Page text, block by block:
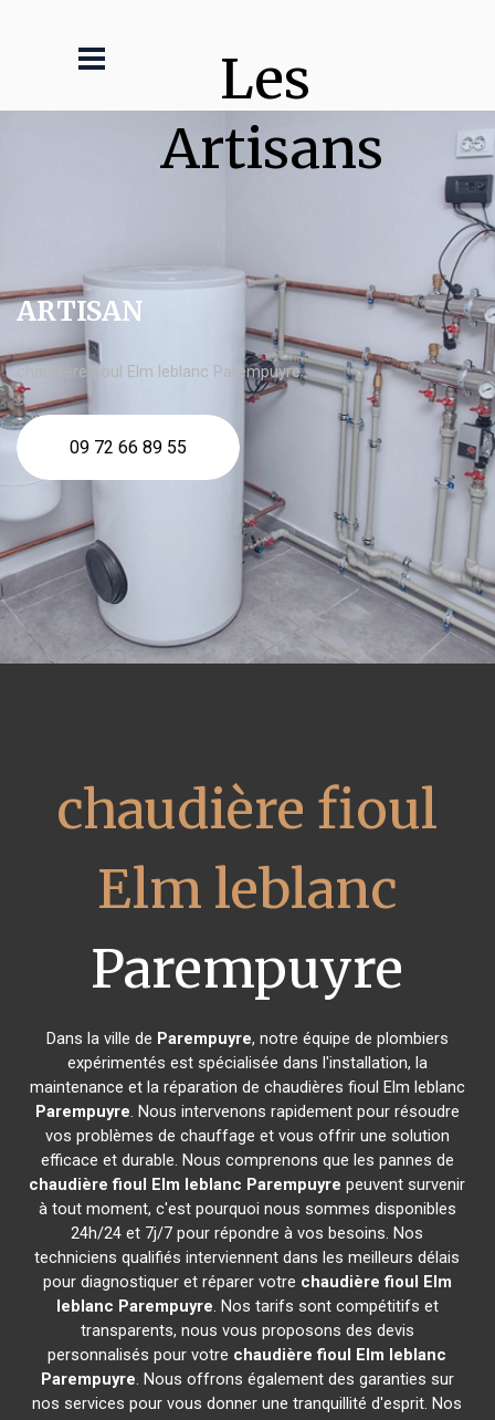
Les
Artisans
ARTISAN
chaudière fioul Elm leblanc Parempuyre
09 72 66 89 55
chaudière fioul
Elm leblanc
Parempuyre
Dans la ville de Parempuyre, notre équipe de plombiers
expérimentés est spécialisée dans l'installation, la
maintenance et la réparation de chaudières fioul Elm leblanc
Parempuyre. Nous intervenons rapidement pour résoudre
vos problèmes de chauffage et vous offrir une solution
efficace et durable. Nous comprenons que les pannes de
chaudière fioul Elm leblanc Parempuyre peuvent survenir
à tout moment, c'est pourquoi nous sommes disponibles
24h/24 et 7j/7 pour répondre à vos besoins. Nos
techniciens qualifiés interviennent dans les meilleurs délais
pour diagnostiquer et réparer votre chaudière fioul Elm
leblanc Parempuyre. Nos tarifs sont compétitifs et
transparents, nous vous proposons des devis
personnalisés pour votre chaudière fioul Elm leblanc
Parempuyre. Nous offrons également des garanties sur
nos services pour vous donner une tranquillité d'esprit. Nos